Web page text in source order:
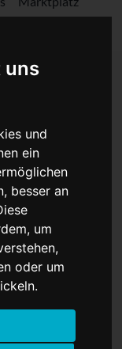
uns
und
ein
besser an
um
oder um